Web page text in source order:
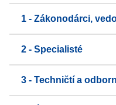
1 - Zákonodárci,
2 - Specialisté
3 - Techničtí a